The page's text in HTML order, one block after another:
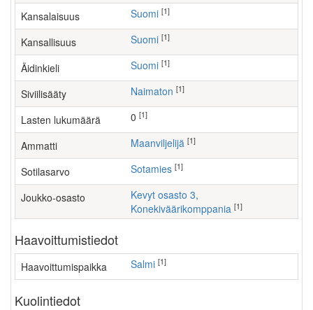
Kansalaisuus Suomi [1]
Kansallisuus Suomi [1]
Äidinkieli Suomi [1]
Siviilisääty Naimaton [1]
Lasten lukumäärä [1]
Ammatti maanviljelijä [1]
Sotilasarvo Sotamies [1]
Joukko-osasto
Kevyt osasto 3,
Konekiväärikomppania [1]
Haavoittumistiedot
Haavoittumispaikka Salmi [1]
Kuolintiedot